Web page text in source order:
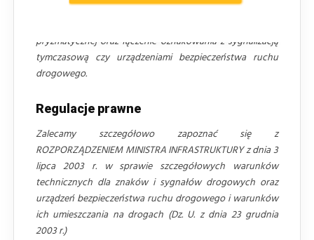
grupa wielkości to znaki WIELKIE! W miejscach
pryzmatycznej oraz łączenie oznakowania z sygnalizacją
tymczasową czy urządzeniami bezpieczeństwa ruchu
drogowego.
Regulacje prawne
Zalecamy szczegółowo zapoznać się z
ROZPORZĄDZENIEM MINISTRA INFRASTRUKTURY z dnia 3
lipca 2003 r. w sprawie szczegółowych warunków
technicznych dla znaków i sygnałów drogowych oraz
urządzeń bezpieczeństwa ruchu drogowego i warunków
ich umieszczania na drogach (Dz. U. z dnia 23 grudnia
2003 r.)